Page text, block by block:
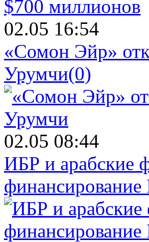
02.05 16:54
«Сомон Эйр»
Урумчи(0)
02.05 08:44
ИБР и арабские